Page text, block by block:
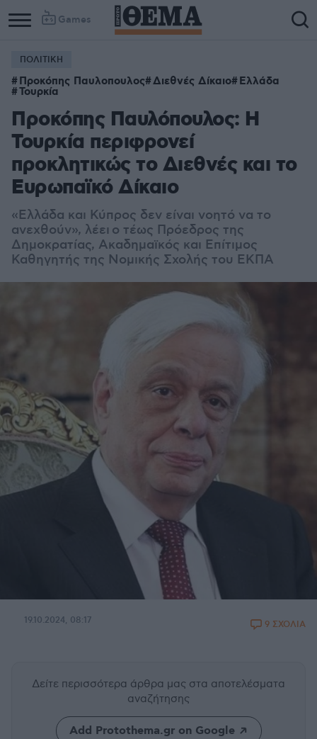
Games
ΠΟΛΙΤΙΚΗ
Προκόπης Παυλοπουλος Διεθνές Δίκαιο Ελλάδα
Τουρκία
Προκόπης Παυλόπουλος: Η
Τουρκία περιφρονεί
προκλητικώς το Διεθνές και το
Ευρωπαϊκό Δίκαιο
«Ελλάδα και Κύπρος δεν είναι νοητό να το
ανεχθούν», λέει ο τέως Πρόεδρος της
Δημοκρατίας, Ακαδημαϊκός και Επίτιμος
Καθηγητής της Νομικής Σχολής του ΕΚΠΑ
19.10.2024, 08:17 9 ΣΧΟΛΙΑ
Δείτε περισσότερα άρθρα μας στα αποτελέσματα
αναζήτησης
Add Protothema.gr on Google